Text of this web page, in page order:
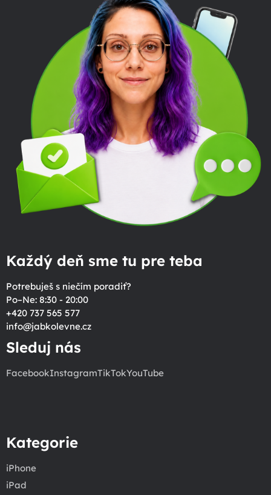
Každý deň sme tu pre teba
Potrebuješ s niečím poradiť?
Po–Ne: 8:30 - 20:00
+420 737 565 577
info@jabkolevne.cz
Sleduj nás
FacebookInstagramTikTokYouTube
Kategorie
iPhone
iPad